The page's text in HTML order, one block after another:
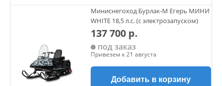
Миниснегоход Бурлак-М Егерь МИНИ
WHITE 18,5 л.с. (с электрозапуском)
137 700 р.
под заказ
Привезем к 21 августа
Добавить в корзину